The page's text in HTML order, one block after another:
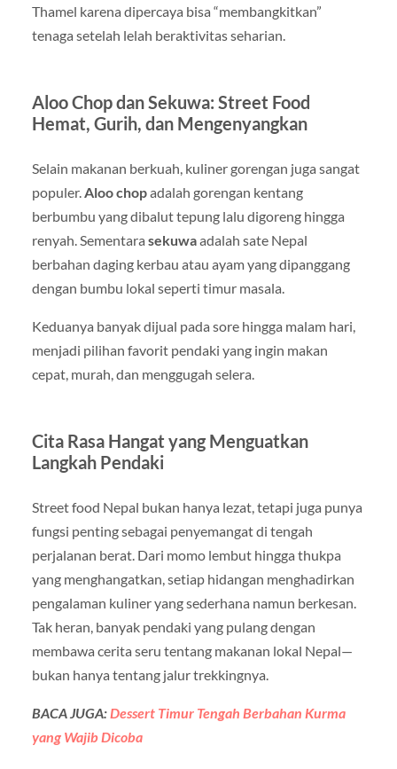
Thamel karena dipercaya bisa “membangkitkan”
tenaga setelah lelah beraktivitas seharian.
Aloo Chop dan Sekuwa: Street Food
Hemat, Gurih, dan Mengenyangkan
Selain makanan berkuah, kuliner gorengan juga sangat
populer. Aloo chopadalah gorengan kentang
berbumbu yang dibalut tepung lalu digoreng hingga
renyah. Sementara sekuwaadalah sate Nepal
berbahan daging kerbau atau ayam yang dipanggang
dengan bumbu lokal seperti timur masala.
Keduanya banyak dijual pada sore hingga malam hari,
menjadi pilihan favorit pendaki yang ingin makan
cepat, murah, dan menggugah selera.
Cita Rasa Hangat yang Menguatkan
Langkah Pendaki
Street food Nepal bukan hanya lezat, tetapi juga punya
fungsi penting sebagai penyemangat di tengah
perjalanan berat. Dari momo lembut hingga thukpa
yang menghangatkan, setiap hidangan menghadirkan
pengalaman kuliner yang sederhana namun berkesan.
Tak heran, banyak pendaki yang pulang dengan
membawa cerita seru tentang makanan lokal Nepal—
bukan hanya tentang jalur trekkingnya.
BACA JUGA: Dessert Timur Tengah Berbahan Kurma
yang Wajib Dicoba